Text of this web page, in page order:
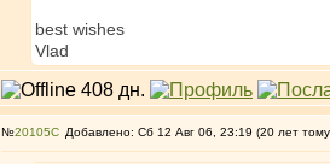
best wishes
Vlad
№20105 Добавлено: Сб 12 Авг 06, 23:19 (20 лет